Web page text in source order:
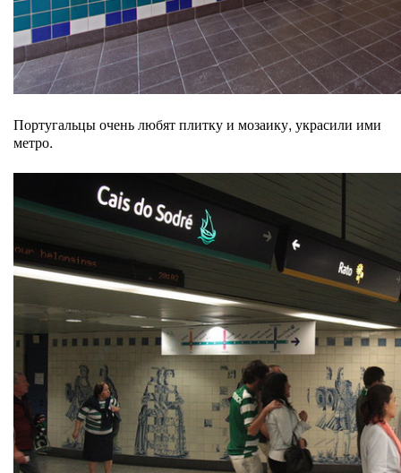
Португальцы очень любят плитку и мозаику, украсили ими
метро.